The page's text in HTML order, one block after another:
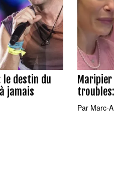
le destin du
jamais
Par Marc-